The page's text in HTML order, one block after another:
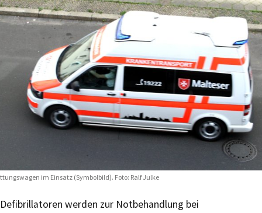
im Einsatz (Symbolbild). Foto: Ralf Julke
Defibrillatoren werden zur Notbehandlung bei